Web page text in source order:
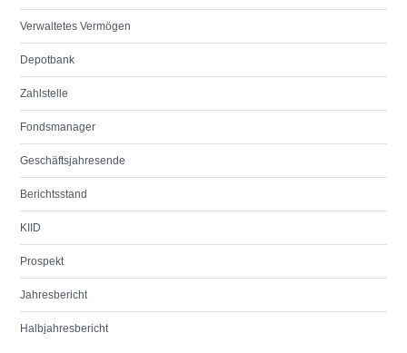
Verwaltetes Vermögen
Depotbank
Zahlstelle
Fondsmanager
Geschäftsjahresende
Berichtsstand
KIID
Prospekt
Jahresbericht
Halbjahresbericht